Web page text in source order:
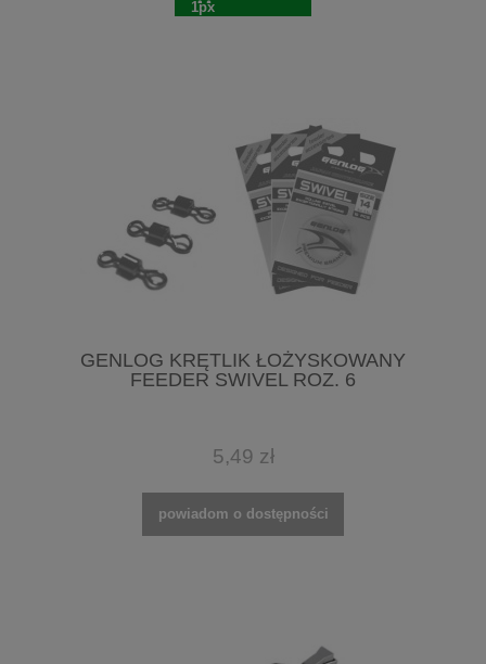
GENLOG KRĘTLIK ŁOŻYSKOWANY
FEEDER SWIVEL ROZ. 6
5,49 zł
powiadom o dostępności